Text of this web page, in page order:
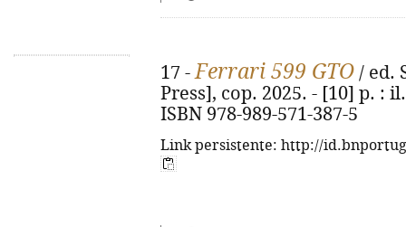
17 -Ferrari 599 GTO / ed.
Press], cop. 2025. - [10] p. :
ISBN 978-989-571-387-5
Link persistente: http://